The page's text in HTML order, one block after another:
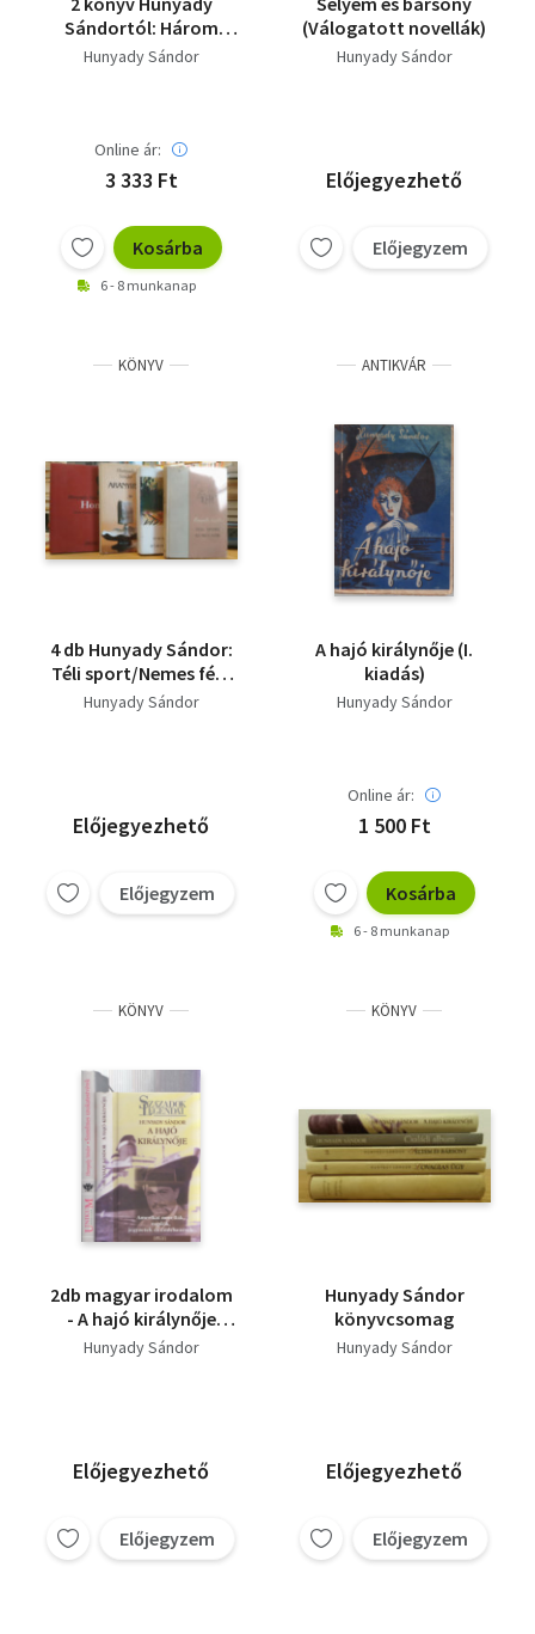
Sándortól: Három
kastély, Álmatlan éjjel
Hunyady Sándor
Online ár:
3 333 Ft
Kosárba
6 - 8 munkanap
(Válogatott novellák)
Hunyady Sándor
Előjegyezhető
Előjegyzem
KÖNYV
4 db Hunyady Sándor:
Téli sport/Nemes fém
+ Három kastély +
Hunyady Sándor
Előjegyezhető
Előjegyzem
ANTIKVÁR
A hajó királynője (I.
kiadás)
Hunyady Sándor
Online ár:
1 500 Ft
Kosárba
6 - 8 munkanap
KÖNYV
2db magyar irodalom
- A hajó királynője
(Századok legendái) +
Hunyady Sándor
Előjegyezhető
Előjegyzem
KÖNYV
Hunyady Sándor
könyvcsomag
Hunyady Sándor
Előjegyezhető
Előjegyzem